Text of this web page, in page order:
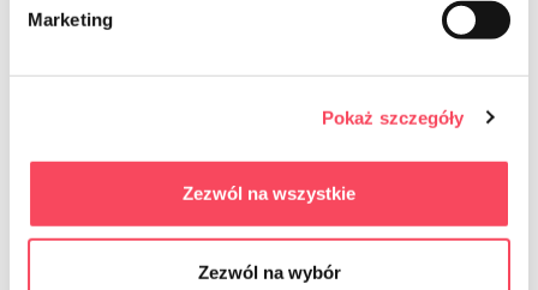
Marketing
Pokaż szczegóły
Zezwól na wszystkie
Zezwól na wybór
Súhlasím so zasielaním obchodných informácií prostredníctvom
elektronických komunikačných prostriedkov v zmysle zákona zo
dňa 18.07.2002 o poskytovaní elektronických služieb (Zbierka